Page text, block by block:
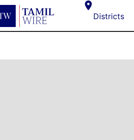
Districts